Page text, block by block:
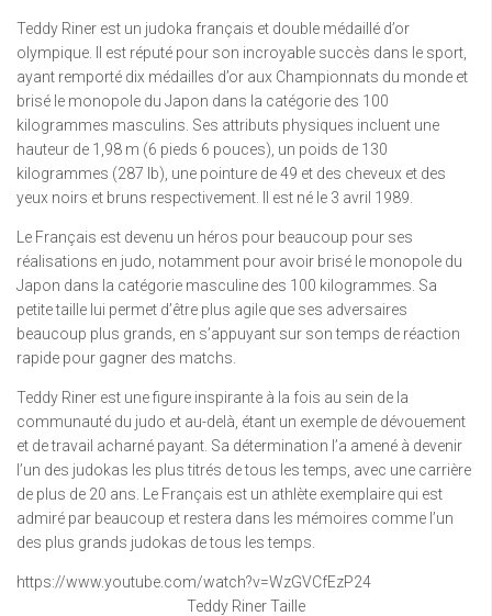
Teddy Riner est un judoka français et double médaillé d’or
olympique. Il est réputé pour son incroyable succès dans le sport,
ayant remporté dix médailles d’or aux Championnats du monde et
brisé le monopole du Japon dans la catégorie des 100
kilogrammes masculins. Ses attributs physiques incluent une
hauteur de 1,98 m (6 pieds 6 pouces), un poids de 130
kilogrammes (287 lb), une pointure de 49 et des cheveux et des
yeux noirs et bruns respectivement. Il est né le 3 avril 1989.
Le Français est devenu un héros pour beaucoup pour ses
réalisations en judo, notamment pour avoir brisé le monopole du
Japon dans la catégorie masculine des 100 kilogrammes. Sa
petite taille lui permet d’être plus agile que ses adversaires
beaucoup plus grands, en s’appuyant sur son temps de réaction
rapide pour gagner des matchs.
Teddy Riner est une figure inspirante à la fois au sein de la
communauté du judo et au-delà, étant un exemple de dévouement
et de travail acharné payant. Sa détermination l’a amené à devenir
l’un des judokas les plus titrés de tous les temps, avec une carrière
de plus de 20 ans. Le Français est un athlète exemplaire qui est
admiré par beaucoup et restera dans les mémoires comme l’un
des plus grands judokas de tous les temps.
https://www.youtube.com/watch?v=WzGVCfEzP24
Teddy Riner Taille